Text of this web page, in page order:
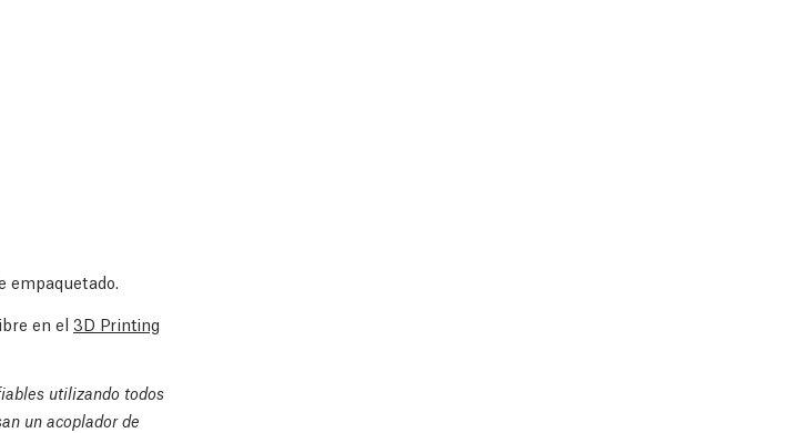
empaquetado.
en el 3D Printing
utilizando todos
un acoplador de